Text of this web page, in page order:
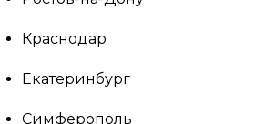
Краснодар
Екатеринбург
Симферополь